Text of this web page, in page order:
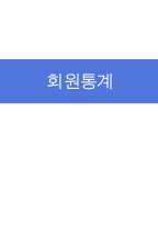
회원통계